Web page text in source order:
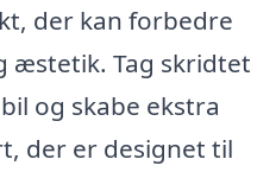
der kan forbedre
æstetik. Tag skridtet
og skabe ekstra
der er designet til